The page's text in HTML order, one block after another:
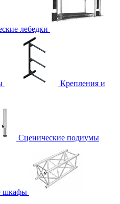
лебедки
Крепления и
Сценические подиумы
шкафы